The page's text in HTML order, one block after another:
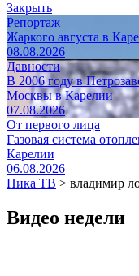
Закрыть
Репортаж
Жаркого августа в
08.08.2026
Давности
В 2006 году в
Москвы в Карелии
07.08.2026
От первого лица
Газовая система
Карелии
06.08.2026
Ника ТВ > владимир
Видео недели